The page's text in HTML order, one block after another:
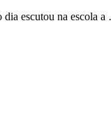
dia escutou na escola